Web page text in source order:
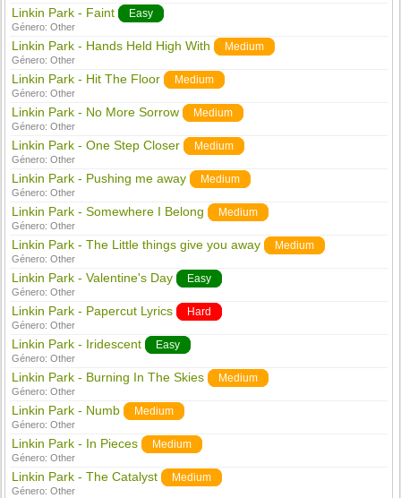
Linkin Park - Faint Easy
Género:Other
Linkin Park - Hands Held High With Medium
Género:Other
Linkin Park - Hit The Floor Medium
Género:Other
Linkin Park - No More Sorrow Medium
Género:Other
Linkin Park - One Step Closer Medium
Género:Other
Linkin Park - Pushing me away Medium
Género:Other
Linkin Park - Somewhere I Belong Medium
Género:Other
Linkin Park - The Little things give you away Medium
Género:Other
Linkin Park - Valentine's Day Easy
Género:Other
Linkin Park - Papercut Lyrics Hard
Género:Other
Linkin Park - Iridescent Easy
Género:Other
Linkin Park - Burning In The Skies Medium
Género:Other
Linkin Park - Numb Medium
Género:Other
Linkin Park - In Pieces Medium
Género:Other
Linkin Park - The Catalyst Medium
Género:Other